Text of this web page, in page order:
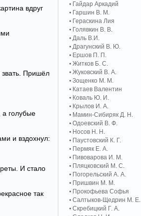
вдруг
звать. Пришёл
голубые
и вздохнул:
И стало
так
Гайдар Аркадий
Гаршин В. М.
Гераскина Лия
Голявкин В. В.
Даль В.И.
Драгунский В. Ю.
Ершов П. П.
Житков Б. С.
Жуковский В. А.
Зощенко М. М.
Катаев Валентин
Коваль Ю. И.
Крылов И. А.
Мамин-Сибиряк Д. Н.
Одоевский В. Ф.
Носов Н. Н.
Паустовский К. Г.
Пермяк Е. А.
Пивоварова И. М.
Пляцковский М. С.
Погорельский А. A.
Пришвин М. М.
Прокофьева Софья
Салтыков-Щедрин М. Е.
Скребицкий Г. А.